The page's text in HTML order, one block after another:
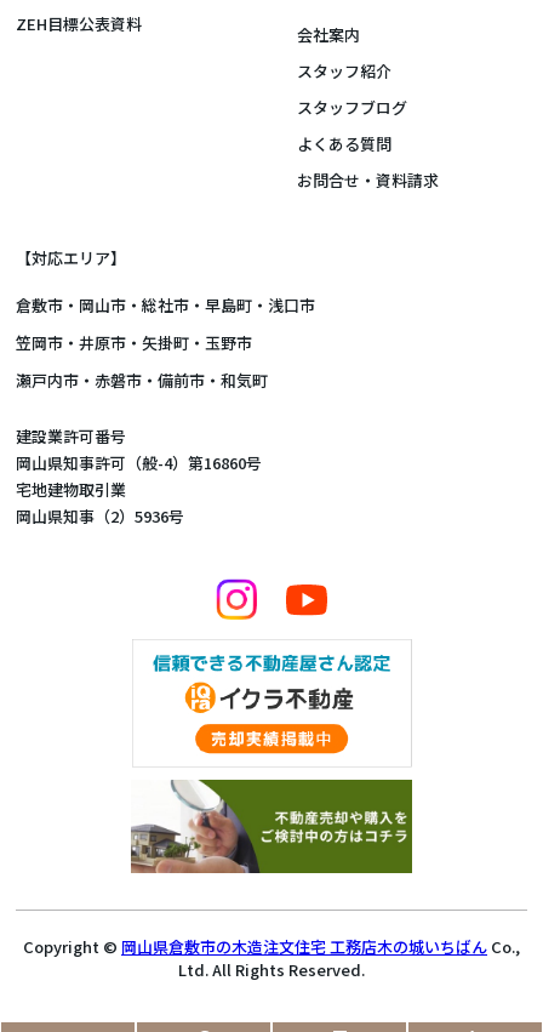
ZEH目標公表資料
会社案内
スタッフ紹介
スタッフブログ
よくある質問
お問合せ・資料請求
【対応エリア】
倉敷市 ・ 岡山市 ・総社市・早島町・浅口市
笠岡市・井原市・矢掛町・玉野市
瀬戸内市・赤磐市・備前市・和気町
建設業許可番号
岡山県知事許可（般-4）第16860号
宅地建物取引業
岡山県知事（2）5936号
Copyright © 岡山県倉敷市の木造注文住宅 工務店木の城いちばん Co.,
Ltd. All Rights Reserved.